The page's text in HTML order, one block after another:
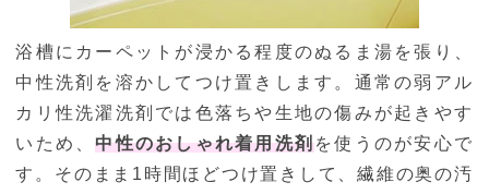
浴槽にカーペットが浸かる程度のぬるま湯を張り、
中性洗剤を溶かしてつけ置きします。通常の弱アル
カリ性洗濯洗剤では色落ちや生地の傷みが起きやす
いため、中性のおしゃれ着用洗剤を使うのが安心で
す。そのまま1時間ほどつけ置きして、繊維の奥の汚